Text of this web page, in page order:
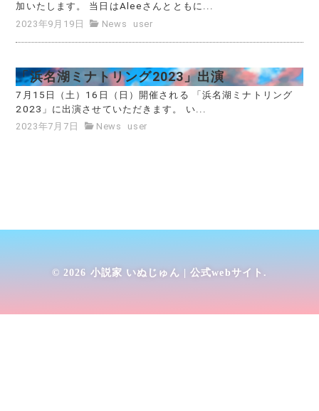
加いたします。 当日はAleeさんとともに...
2023年9月19日
News user
「浜名湖ミナトリング2023」出演
7月15日（土）16日（日）開催される 「浜名湖ミナトリング
2023」に出演させていただきます。 い...
2023年7月7日
News user
© 2026 小説家 いぬじゅん | 公式webサイト .